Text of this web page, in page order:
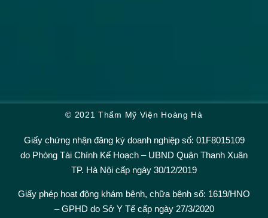
© 2021 Thẩm Mỹ Viện Hoàng Hà
Giấy chứng nhận đăng ký doanh nghiệp số: 01F8015109
do Phòng Tài Chính Kế Hoạch – UBND Quận Thanh Xuân
TP. Hà Nội cấp ngày 30/12/2019
Giấy phép hoạt động khám bệnh, chữa bệnh số: 1619/HNO
– GPHD do Sở Y Tế cấp ngày 27/3/2020